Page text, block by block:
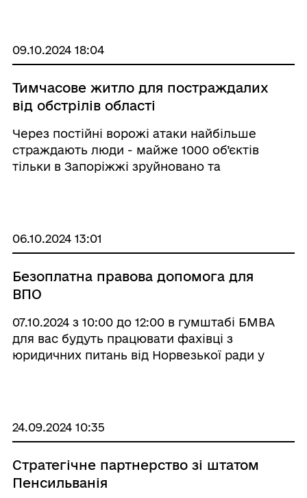
09.10.2024 18:04
Тимчасове житло для постраждалих
від обстрілів області
Через постійні ворожі атаки найбільше
страждають люди - майже 1000 об’єктів
тільки в Запоріжжі зруйновано та
06.10.2024 13:01
Безоплатна правова допомога для
ВПО
07.10.2024 з 10:00 до 12:00 в гумштабі БМВА
для вас будуть працювати фахівці з
юридичних питань від Норвезької ради у
24.09.2024 10:35
Стратегічне партнерство зі штатом
Пенсильванія